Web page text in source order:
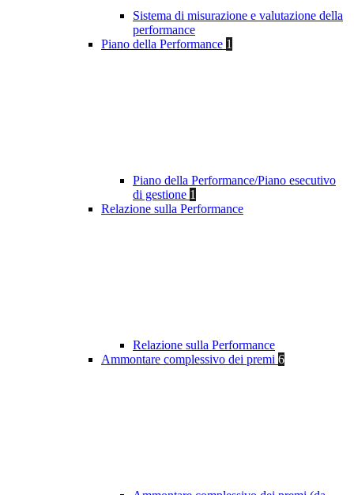
Sistema di misurazione e valutazione della
performance
Piano della Performance 1
Piano della Performance/Piano esecutivo
di gestione 1
Relazione sulla Performance
Relazione sulla Performance
Ammontare complessivo dei premi 6